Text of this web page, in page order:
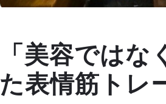
「美容では
た表情筋トレ